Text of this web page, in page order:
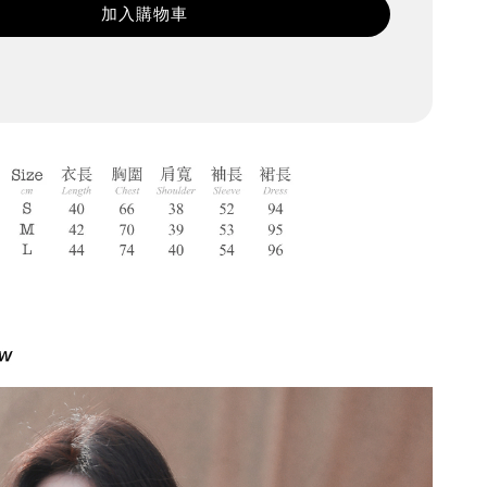
加入購物車